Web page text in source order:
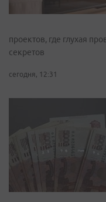
проектов, где глухая
секретов
сегодня, 12:31